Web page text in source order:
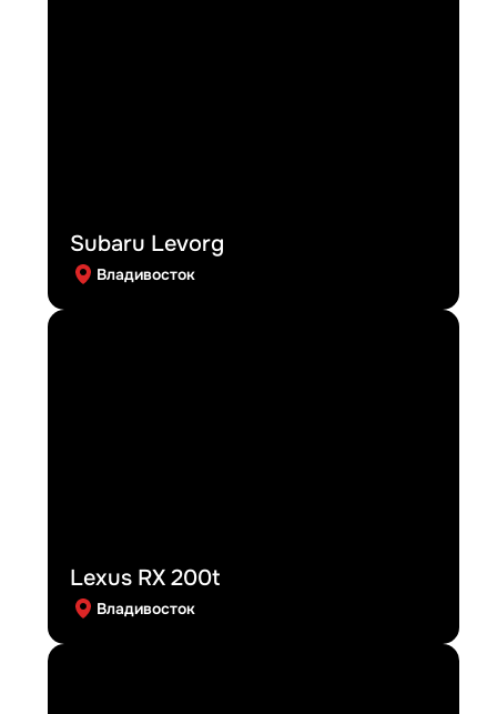
Subaru Levorg
Владивосток
Lexus RX 200t
Владивосток